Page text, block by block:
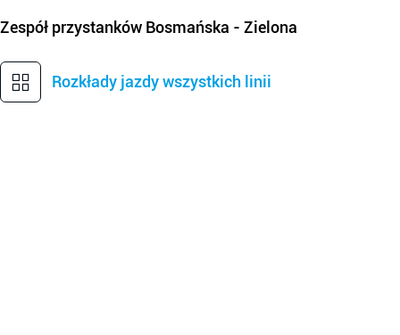
Zespół przystanków Bosmańska - Zielona
Rozkłady jazdy wszystkich linii